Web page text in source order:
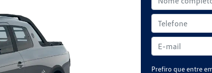
Prefiro que entre